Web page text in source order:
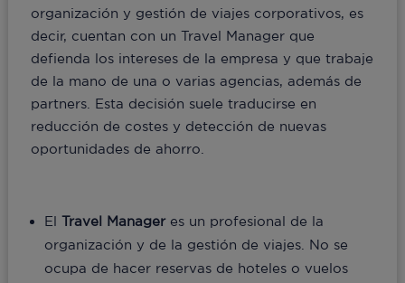
organización y gestión de viajes corporativos, es
decir, cuentan con un Travel Manager que
defienda los intereses de la empresa y que trabaje
de la mano de una o varias agencias, además de
partners. Esta decisión suele traducirse en
reducción de costes y detección de nuevas
oportunidades de ahorro.
El Travel Manager es un profesional de la
organización y de la gestión de viajes. No se
ocupa de hacer reservas de hoteles o vuelos